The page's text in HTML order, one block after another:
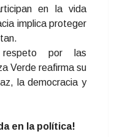
en la vida
implica proteger
respeto por las
Verde reafirma su
la democracia y
en la política!